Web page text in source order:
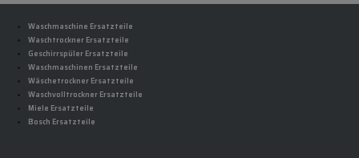
Waschmaschine Ersatzteile
Waschtrockner Ersatzteile
Geschirrspüler Ersatzteile
Waschmaschinen Ersatzteile
Wäschetrockner Ersatzteile
Waschvolltrockner Ersatzteile
Miele Ersatzteile
Bosch Ersatzteile